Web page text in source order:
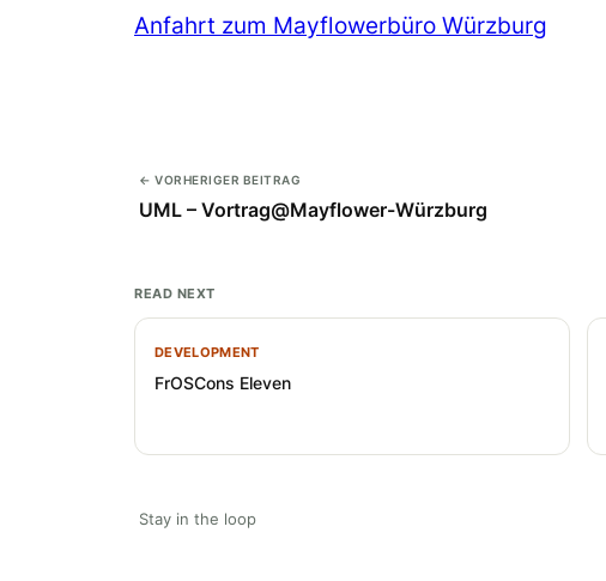
Anfahrt zum Mayflowerbüro Würzburg
← VORHERIGER BEITRAG
UML – Vortrag@Mayflower-Würzburg
READ NEXT
DEVELOPMENT
FrOSCons Eleven
Stay in the loop